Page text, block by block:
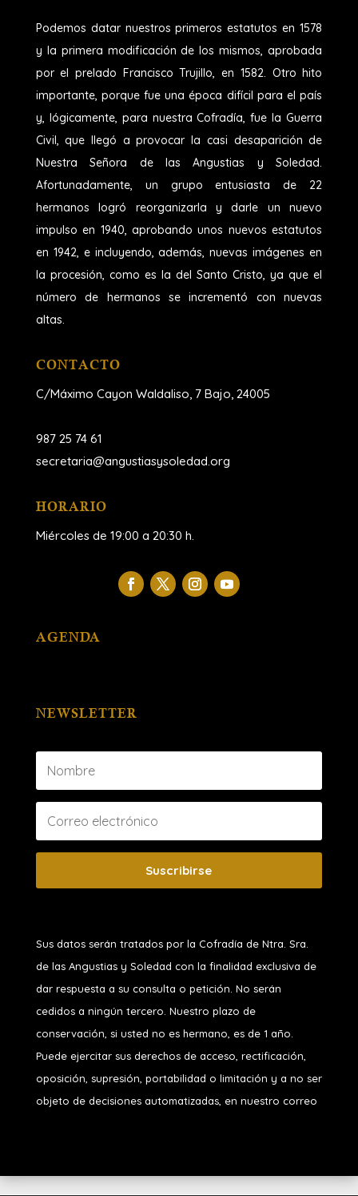
Podemos datar nuestros primeros estatutos en 1578
y la primera modificación de los mismos, aprobada
por el prelado Francisco Trujillo, en 1582. Otro hito
importante, porque fue una época difícil para el país
y, lógicamente, para nuestra Cofradía, fue la Guerra
Civil, que llegó a provocar la casi desaparición de
Nuestra Señora de las Angustias y Soledad.
Afortunadamente, un grupo entusiasta de 22
hermanos logró reorganizarla y darle un nuevo
impulso en 1940, aprobando unos nuevos estatutos
en 1942, e incluyendo, además, nuevas imágenes en
la procesión, como es la del Santo Cristo, ya que el
número de hermanos se incrementó con nuevas
altas.
CONTACTO
C/Máximo Cayon Waldaliso, 7 Bajo, 24005
987 25 74 61
secretaria@angustiasysoledad.org
HORARIO
Miércoles de 19:00 a 20:30 h.
AGENDA
NEWSLETTER
Suscribirse
Sus datos serán tratados por la Cofradía de Ntra. Sra.
de las Angustias y Soledad con la finalidad exclusiva de
dar respuesta a su consulta o petición. No serán
cedidos a ningún tercero. Nuestro plazo de
conservación, si usted no es hermano, es de 1 año.
Puede ejercitar sus derechos de acceso, rectificación,
oposición, supresión, portabilidad o limitación y a no ser
objeto de decisiones automatizadas, en nuestro correo